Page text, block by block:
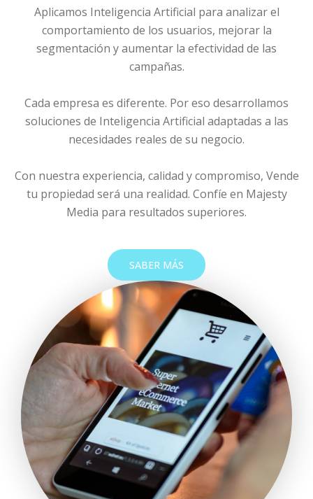
Aplicamos Inteligencia Artificial para analizar el
comportamiento de los usuarios, mejorar la
segmentación y aumentar la efectividad de las
campañas.
Cada empresa es diferente. Por eso desarrollamos
soluciones de Inteligencia Artificial adaptadas a las
necesidades reales de su negocio.
Con nuestra experiencia, calidad y compromiso, Vende
tu propiedad será una realidad. Confíe en Majesty
Media para resultados superiores.
SABER MÁS